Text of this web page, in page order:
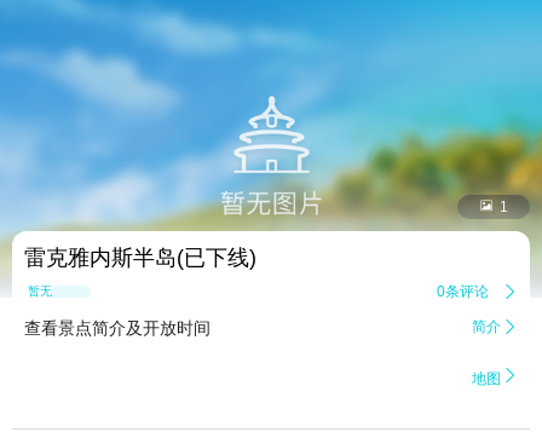
 1
雷克雅内斯半岛(已下线)
暂无点评 0条评论 
查看景点简介及开放时间 简介 
地图 